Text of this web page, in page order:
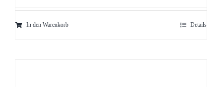
In den Warenkorb Details